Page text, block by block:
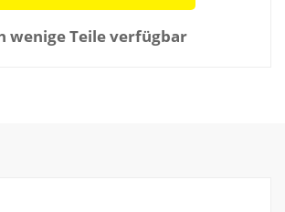
wenige Teile verfügbar